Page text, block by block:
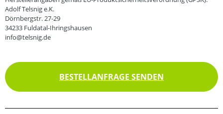
Adolf Telsnig e.K.
Dörnbergstr. 27-29
34233 Fuldatal-Ihringshausen
info@telsnig.de
BESTELLANFRAGE SENDEN